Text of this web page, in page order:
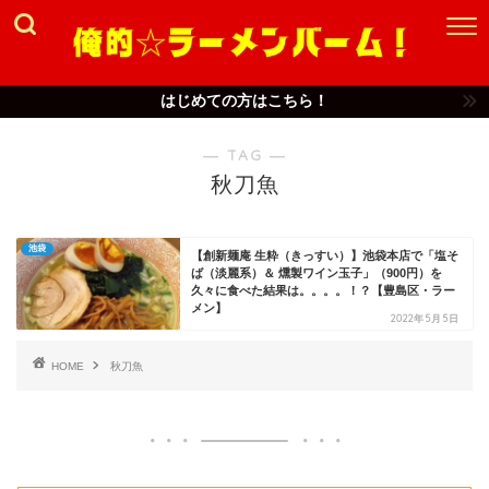
はじめての方はこちら！
― TAG ―
秋刀魚
池袋
【創新麺庵 生粋（きっすい）】池袋本店で「塩そ
ば（淡麗系）＆ 燻製ワイン玉子」（900円）を
久々に食べた結果は。。。。！？【豊島区・ラー
メン】
2022年5月5日
HOME 秋刀魚